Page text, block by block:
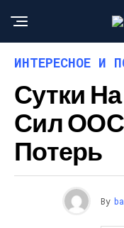
ИНТЕРЕСНОЕ И
Сутки
Сил
Потерь
By